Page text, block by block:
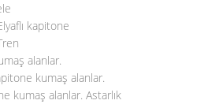
kapitone
alanlar.
kumaş alanlar.
kumaş alanlar. Astarlık